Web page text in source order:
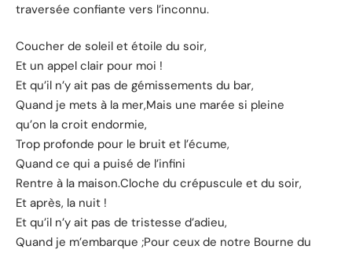
traversée confiante vers l’inconnu.
Coucher de soleil et étoile du soir,
Et un appel clair pour moi !
Et qu’il n’y ait pas de gémissements du bar,
Quand je mets à la mer,Mais une marée si pleine
qu’on la croit endormie,
Trop profonde pour le bruit et l’écume,
Quand ce qui a puisé de l’infini
Rentre à la maison.Cloche du crépuscule et du soir,
Et après, la nuit !
Et qu’il n’y ait pas de tristesse d’adieu,
Quand je m’embarque ;Pour ceux de notre Bourne du